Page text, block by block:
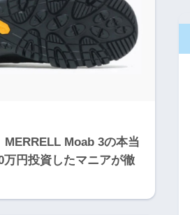
MERRELL Moab 3の本当
万円投資したマニアが徹